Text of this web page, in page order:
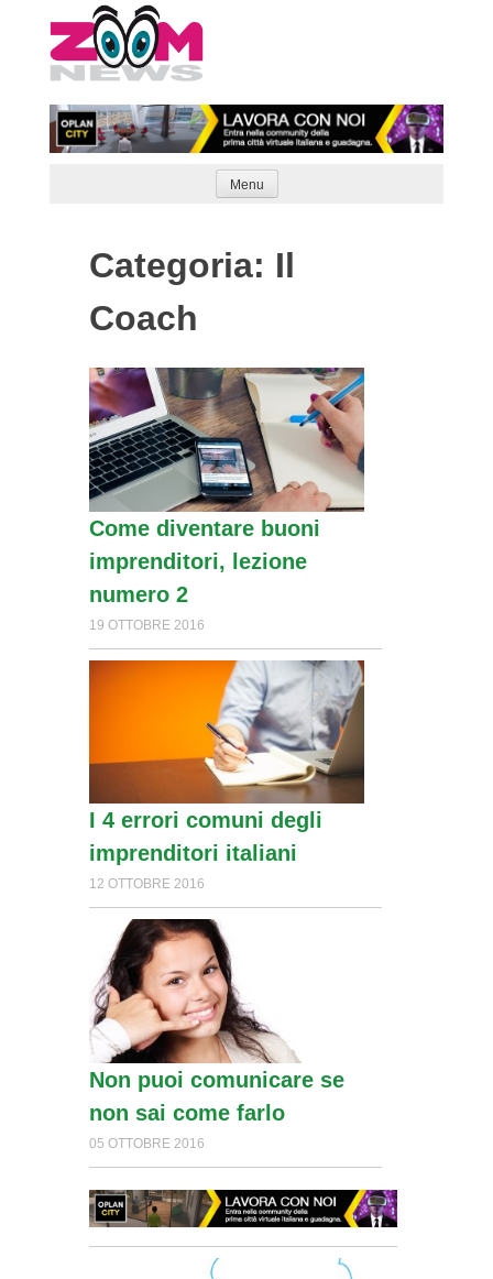
to
content
Menu
Categoria: Il
Coach
Come diventare buoni
imprenditori, lezione
numero 2
19 OTTOBRE 2016
I 4 errori comuni degli
imprenditori italiani
12 OTTOBRE 2016
Non puoi comunicare se
non sai come farlo
05 OTTOBRE 2016